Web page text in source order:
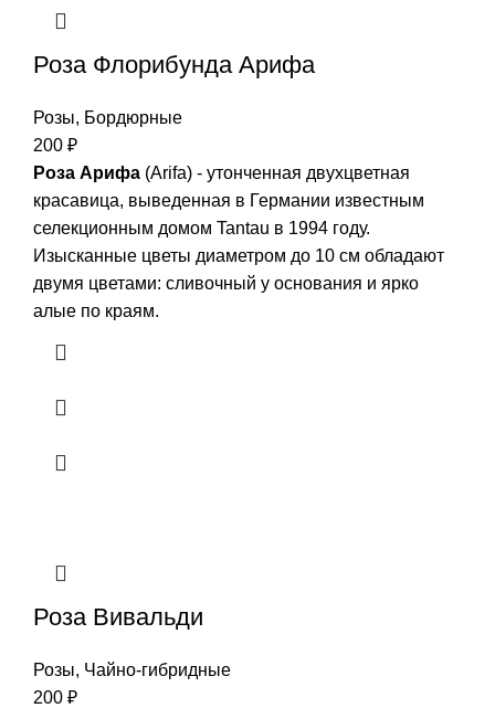
Роза Флорибунда Арифа
Розы, Бордюрные
200 ₽
Роза Арифа (Arifa) - утонченная двухцветная
красавица, выведенная в Германии известным
селекционным домом Tantau в 1994 году.
Изысканные цветы диаметром до 10 см обладают
двумя цветами: сливочный у основания и ярко
алые по краям.
Роза Вивальди
Розы, Чайно-гибридные
200 ₽